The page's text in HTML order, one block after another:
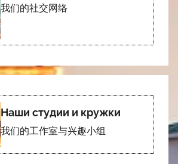
我们的社交网络
Наши студии и кружки
我们的工作室与兴趣小组